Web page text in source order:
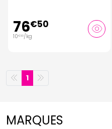
76€50
10€93/kg
1
MARQUES